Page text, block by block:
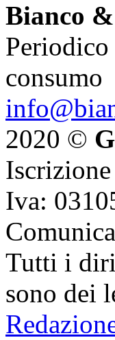
Bianco
consumo
2020 ©
Iva:
Tutti i
sono dei